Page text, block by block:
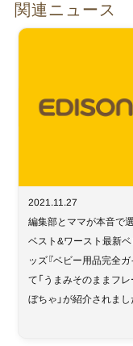
関連ニュース
2021.11.27
編集部とママが本音で選
ベスト&ワースト最新
ッズ『ベビー用品完全ガ
て「うまみそのままフ
ぼちゃ」が紹介されまし